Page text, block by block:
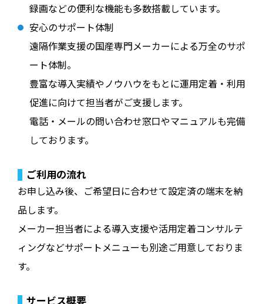
録画などの便利な機能も多数搭載しています。
安心のサポート体制
遠隔作業支援の国産専門メーカーによる万全のサポ
ート体制。
豊富な導入実績やノウハウをもとに運用定着・利用
促進に向けて担当者がご支援します。
電話・メールの問い合わせ窓口やマニュアルも完備
しております。
ご利用の流れ
お申し込み後、ご希望日に合わせて設定済の端末を納
品します。
メーカー担当者による導入支援や活用定着コンサルテ
ィングなどサポートメニューも別途ご用意しておりま
す。
サービス概要